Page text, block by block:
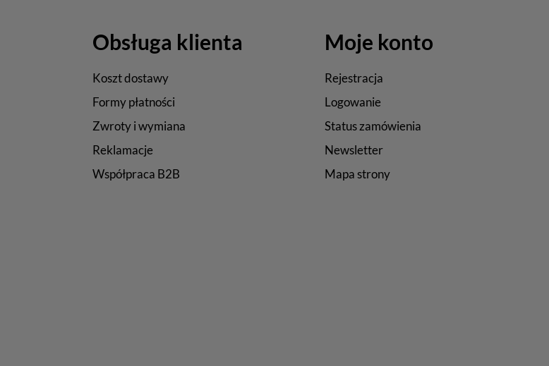
Obsługa klienta
Koszt dostawy
Formy płatności
Zwroty i wymiana
Reklamacje
Współpraca B2B
Moje konto
Rejestracja
Logowanie
Status zamówienia
Newsletter
Mapa strony